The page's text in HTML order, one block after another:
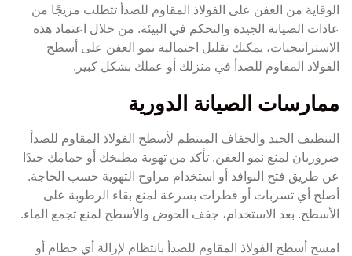
الوقاية من العفن على الفولاذ المقاوم للصدأ تتطلب مزيجًا من
عادات الصيانة الجيدة والتحكم في البيئة. من خلال اعتماد هذه
الاستراتيجيات، يمكنك تقليل احتمالية نمو العفن على أسطح
الفولاذ المقاوم للصدأ في منزلك أو عملك بشكل كبير.
ممارسات الصيانة الدورية
التنظيف الجيد والجفاف المنتظم لأسطح الفولاذ المقاوم للصدأ
ضروريان لمنع نمو العفن. تأكد من تهوية مطبخك أو حمامك جيدًا
عن طريق فتح النوافذ أو استخدام مراوح التهوية حسب الحاجة.
أصلح أي تسربات أو قطرات بسرعة لمنع بقاء الرطوبة على
الأسطح. بعد الاستخدام، جفف الحوض والأسطح لمنع تجمع الماء.
امسح أسطح الفولاذ المقاوم للصدأ بانتظام لإزالة أي حطام أو